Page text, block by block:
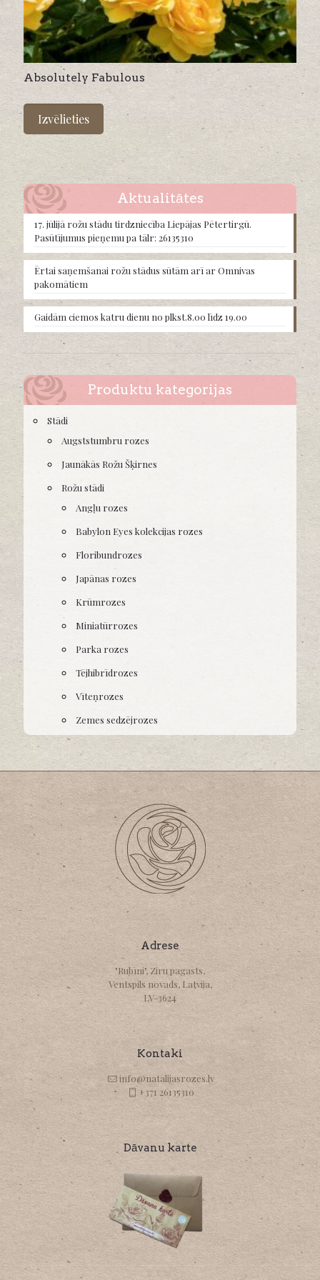
Absolutely Fabulous
Izvēlieties
product
has
multiple
variants.
The
options
may
chosen
on
product
page
Aktualitātes
17. jūlijā rožu stādu tirdzniecība Liepājas Pētertirgū.
Pasūtījumus pieņemu pa tālr: 26135310
Ērtai saņemšanai rožu stādus sūtām arī ar Omnivas
pakomātiem
Gaidām ciemos katru dienu no plkst.8.00 līdz 19.00
Produktu kategorijas
Stādi
Augststumbru rozes
Jaunākās Rožu Šķirnes
Rožu stādi
Angļu rozes
Babylon Eyes kolekcijas rozes
Floribundrozes
Japānas rozes
Krūmrozes
Miniatūrrozes
Parka rozes
Tējhibrīdrozes
Vīteņrozes
Zemes sedzējrozes
Adrese
"Rubīni", Ziru pagasts,
Ventspils novads, Latvija,
LV-3624
Kontaki
info@natalijasrozes.lv
+371 26135310
Dāvanu karte